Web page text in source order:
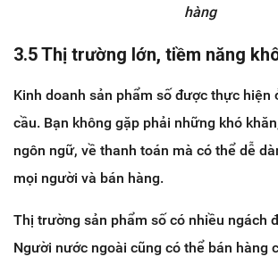
hàng
3.5 Thị trường lớn, tiềm năng
Kinh doanh sản phẩm số được thực hiện
cầu. Bạn không gặp phải những khó
ngôn ngữ, về thanh toán mà có thể dễ
mọi người và bán hàng.
Thị trường sản phẩm số có nhiều ngách
Người nước ngoài cũng có thể bán hàng